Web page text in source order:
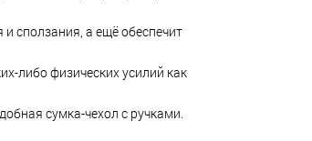
сползания, а ещё обеспечит
либо физических усилий как
сумка-чехол с ручками.